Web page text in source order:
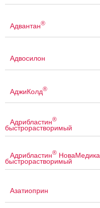
Адвантан®
Адвосилон
АджиКолд®
Адрибластин®
быстрорастворимый
Адрибластин® НоваМедика
быстрорастворимый
Азатиоприн